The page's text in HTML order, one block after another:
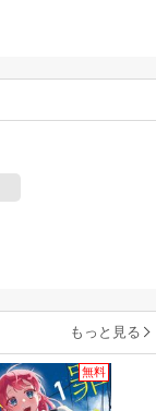
もっと見る
無料